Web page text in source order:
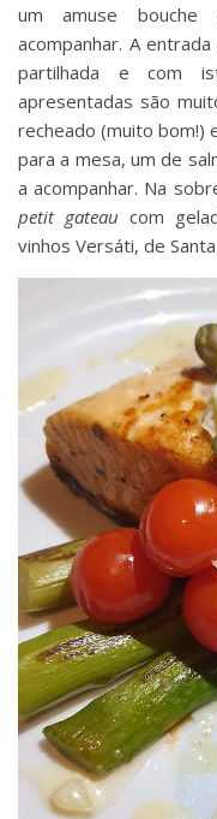
um amuse bouche
acompanhar. A
partilhada e com
apresentadas são
recheado (muito bom!)
para a mesa, um de
a acompanhar. Na
petit gateau com
vinhos Versáti, de